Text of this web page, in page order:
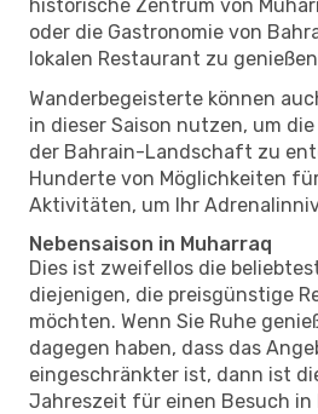
historische Zentrum von
oder die Gastronomie von
lokalen Restaurant zu
Wanderbegeisterte können
in dieser Saison nutzen, um
der Bahrain-Landschaft zu
Hunderte von Möglichkeiten
Aktivitäten, um Ihr
Nebensaison in Muharraq
Dies ist zweifellos die
diejenigen, die preisgünstige
möchten. Wenn Sie Ruhe
dagegen haben, dass das
eingeschränkter ist, dann ist
Jahreszeit für einen Besuch in